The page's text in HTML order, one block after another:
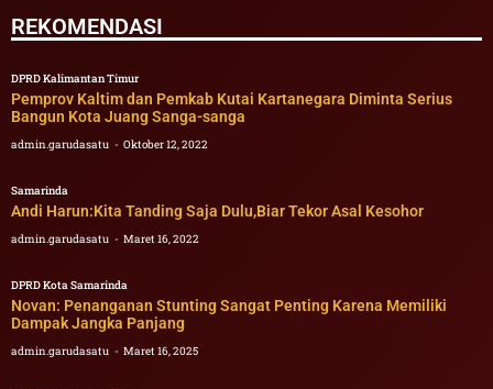
REKOMENDASI
DPRD Kalimantan Timur
Pemprov Kaltim dan Pemkab Kutai Kartanegara Diminta Serius
Bangun Kota Juang Sanga-sanga
admin.garudasatu Oktober 12, 2022
Samarinda
Andi Harun:Kita Tanding Saja Dulu,Biar Tekor Asal Kesohor
admin.garudasatu Maret 16, 2022
DPRD Kota Samarinda
Novan: Penanganan Stunting Sangat Penting Karena Memiliki
Dampak Jangka Panjang
admin.garudasatu Maret 16, 2025